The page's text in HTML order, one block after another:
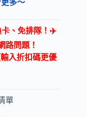
多～
卡、免排隊！✈️
路問題！
輸入折扣碼更優
單